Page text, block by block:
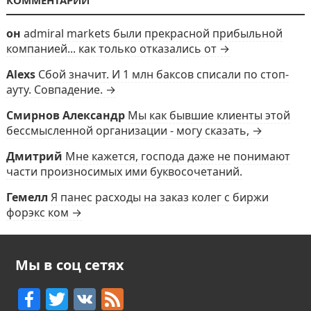
он admiral markets были прекрасной прибыльной
компанией... как только отказались от →
Alexs Сбой значит. И 1 млн баксов списали по стоп-
ауту. Совпадение. →
Смирнов Александр Мы как бывшие клиенты этой
бессмысленной организации - могу сказать, →
Дмитрий Мне кажется, господа даже не понимают
части произносимых ими буквосочетаний.
Гемелл Я панес расходы на заказ колег с биржи
форэкс ком →
Мы в соц сетях
F T V F